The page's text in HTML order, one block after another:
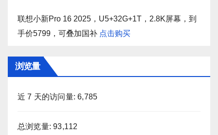
联想小新Pro 16 2025，U5+32G+1T，2.8K屏幕，到
手价5799，可叠加国补 点击购买
浏览量
近 7 天的访问量:6,785
总浏览量:93,112